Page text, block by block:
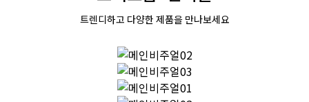
트렌디하고 다양한 제품을 만나보세요